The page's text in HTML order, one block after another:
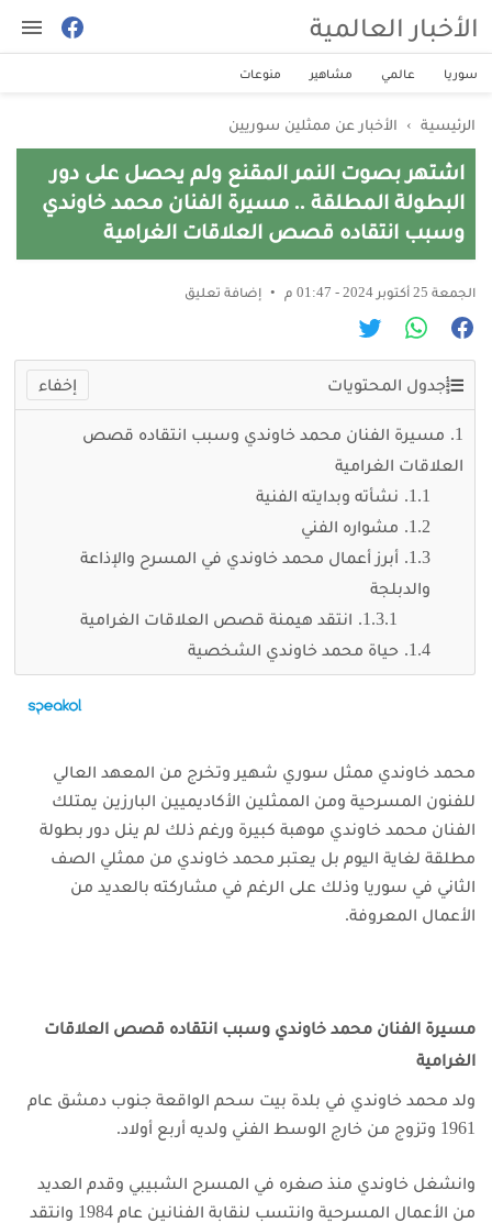
الأخبار العالمية
سوريا عالمي مشاهير منوعات
الرئيسية › الأخبار عن ممثلين سوريين
اشتهر بصوت النمر المقنع ولم يحصل على دور
البطولة المطلقة .. مسيرة الفنان محمد خاوندي
وسبب انتقاده قصص العلاقات الغرامية
الجمعة 25 أكتوبر 2024 - 01:47 م إضافة تعليق
جدول المحتويات
مسيرة الفنان محمد خاوندي وسبب انتقاده قصص
العلاقات الغرامية
نشأته وبدايته الفنية
مشواره الفني
أبرز أعمال محمد خاوندي في المسرح والإذاعة
والدبلجة
انتقد هيمنة قصص العلاقات الغرامية
حياة محمد خاوندي الشخصية
محمد خاوندي ممثل سوري شهير وتخرج من المعهد العالي
للفنون المسرحية ومن الممثلين الأكاديميين البارزين يمتلك
الفنان محمد خاوندي موهبة كبيرة ورغم ذلك لم ينل دور بطولة
مطلقة لغاية اليوم بل يعتبر محمد خاوندي من ممثلي الصف
الثاني في سوريا وذلك على الرغم في مشاركته بالعديد من
الأعمال المعروفة.
مسيرة الفنان محمد خاوندي وسبب انتقاده قصص العلاقات
الغرامية
ولد محمد خاوندي في بلدة بيت سحم الواقعة جنوب دمشق عام
1961 وتزوج من خارج الوسط الفني ولديه أربع أولاد.
وانشغل خاوندي منذ صغره في المسرح الشبيبي وقدم العديد
من الأعمال المسرحية وانتسب لنقابة الفنانين عام 1984
وانتقد